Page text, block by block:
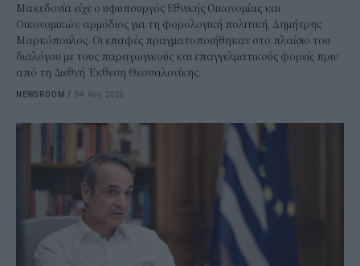
Μακεδονία είχε ο υφυπουργός Εθνικής Οικονομίας και
Οικονομικών, αρμόδιος για τη φορολογική πολιτική, Δημήτρης
Μαρκόπουλος. Οι επαφές πραγματοποιήθηκαν στο πλαίσιο του
διαλόγου με τους παραγωγικούς και επαγγελματικούς φορείς πριν
από τη Διεθνή Έκθεση Θεσσαλονίκης.
NEWSROOM / 04 Αυγ 2026